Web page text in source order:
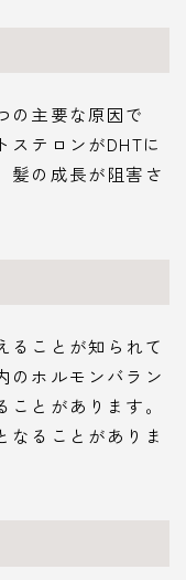
の主要な原因で
ステロンがDHTに
髪の成長が阻害さ
ることが知られて
のホルモンバラン
とがあります。
なることがありま